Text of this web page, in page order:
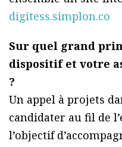
digitess.simplon.co
Sur quel grand
dispositif et votre
?
Un appel à projets
candidater au fil de
l’objectif